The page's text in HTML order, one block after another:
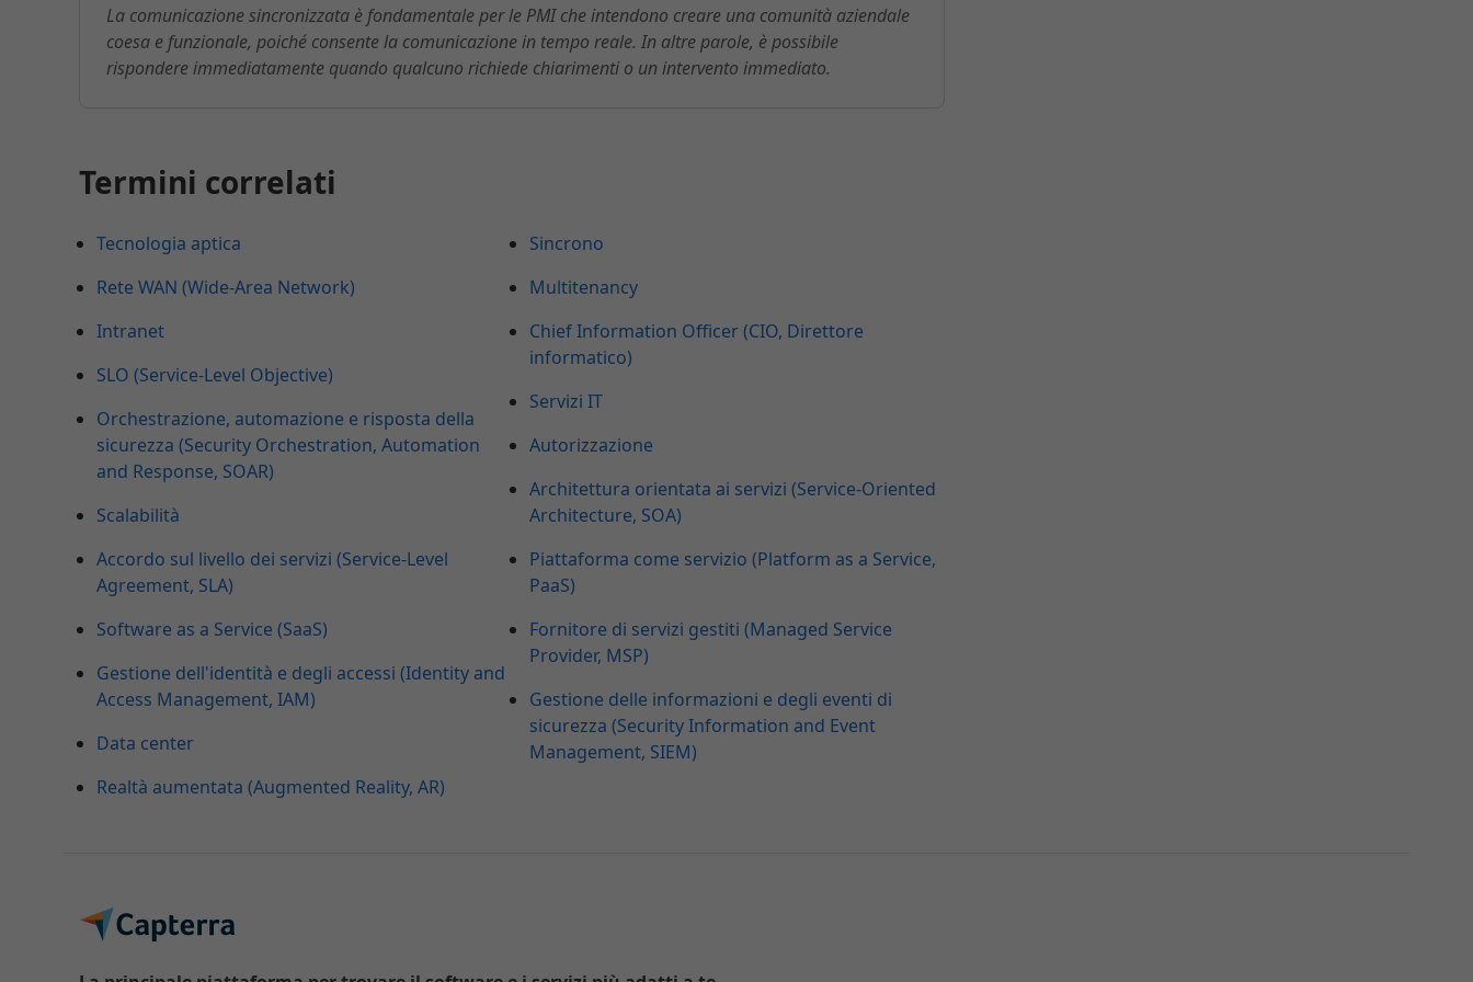
La comunicazione sincronizzata è fondamentale per le PMI che intendono creare una comunità aziendale
coesa e funzionale, poiché consente la comunicazione in tempo reale. In altre parole, è possibile
rispondere immediatamente quando qualcuno richiede chiarimenti o un intervento immediato.
Termini correlati
Tecnologia aptica
Rete WAN (Wide-Area Network)
Intranet
SLO (Service-Level Objective)
Orchestrazione, automazione e risposta della
sicurezza (Security Orchestration, Automation
and Response, SOAR)
Scalabilità
Accordo sul livello dei servizi (Service-Level
Agreement, SLA)
Software as a Service (SaaS)
Gestione dell'identità e degli accessi (Identity and
Access Management, IAM)
Data center
Realtà aumentata (Augmented Reality, AR)
Sincrono
Multitenancy
Chief Information Officer (CIO, Direttore
informatico)
Servizi IT
Autorizzazione
Architettura orientata ai servizi (Service-Oriented
Architecture, SOA)
Piattaforma come servizio (Platform as a Service,
PaaS)
Fornitore di servizi gestiti (Managed Service
Provider, MSP)
Gestione delle informazioni e degli eventi di
sicurezza (Security Information and Event
Management, SIEM)